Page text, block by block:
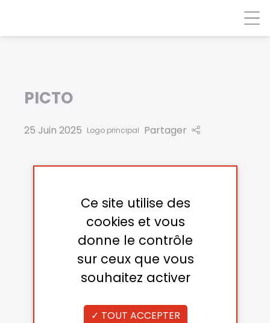
PICTO
25 Juin 2025 Logo principal Partager
Ce site utilise des
cookies et vous
donne le contrôle
sur ceux que vous
souhaitez activer
TOUT ACCEPTER